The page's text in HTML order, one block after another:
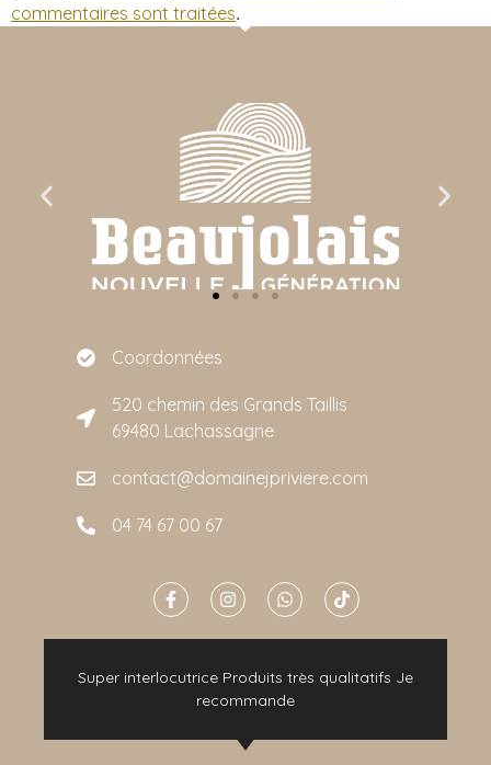
commentaires sont traitées.
Coordonnées
520 chemin des Grands Taillis
69480 Lachassagne
contact@domainejpriviere.com
04 74 67 00 67
Super interlocutrice Produits très qualitatifs Je
recommande